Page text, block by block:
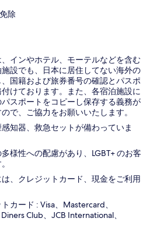
除
インやホテル、モーテルなどを含む
設でも、日本に​居住してない海外の
国籍および旅券番号の確認とパスポ
け​ております。また、各宿泊施設に
スポートをコピーし保存する義務が
で、ご協力をお願いいたします。
知器、救急セットが備わっていま
様性への配慮があり、LGBT+ のお客
、クレジットカード、現金をご利用
カード : Visa、Mastercard、
Club、JCB International、